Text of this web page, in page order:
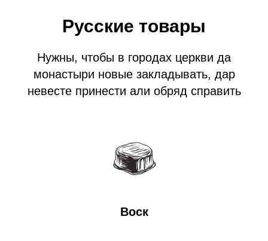
Русские товары
Нужны, чтобы в городах церкви да
монастыри новые закладывать, дар
невесте принести али обряд справить
Воск